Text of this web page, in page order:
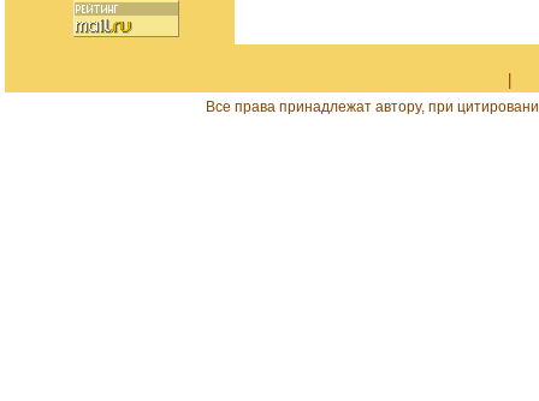
Все права принадлежат автору, при